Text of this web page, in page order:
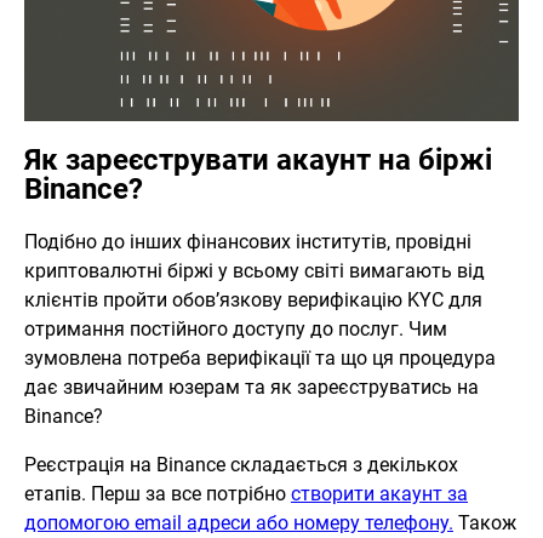
Як зареєструвати акаунт на біржі
Binance?
Подібно до інших фінансових інститутів, провідні
криптовалютні біржі у всьому світі вимагають від
клієнтів пройти обов’язкову верифікацію KYC для
отримання постійного доступу до послуг. Чим
зумовлена ​​потреба верифікації та що ця процедура
дає звичайним юзерам та як зареєструватись на
Binance?
Реєстрація на Binance складається з декількох
етапів. Перш за все потрібно створити акаунт за
допомогою email адреси або номеру телефону. Також